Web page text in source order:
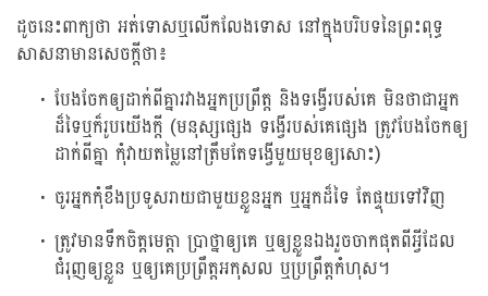
ដូចនេះពាក្យថា អត់ទោសឬលើកលែងទោស នៅក្នុងបរិបទនៃព្រះពុទ្ធ
សាសនាមានសេចក្តីថា៖
បែងចែកឲ្យដាក់ពីគ្នារវាងអ្នកប្រព្រឹត្ត និងទង្វើរបស់គេ មិនថាជាអ្នក
ដ៏ទៃឬក៏រូបយើងក្តី (មនុស្សផ្សេង ទង្វើរបស់គេផ្សេង ត្រូវបែងចែកឲ្យ
ដាក់ពីគ្នា កុំវាយតម្លៃនៅត្រឹមតែទង្វើមួយមុខឲ្យសោះ)
ចូរអ្នកកុំខឹងប្រទូសរាយជាមួយខ្លួនអ្នក ឬអ្នកដ៏ទៃ តែផ្ទុយទៅវិញ
ត្រូវមានទឹកចិត្តមេត្តា ប្រាថ្នាឲ្យគេ ឬឲ្យខ្លួនឯងរួចចាកផុតពីអ្វីដែល
ជំរុញឲ្យខ្លួន ឬឲ្យគេប្រព្រឹត្តអកុសល ឬប្រព្រឹត្តកំហុស។